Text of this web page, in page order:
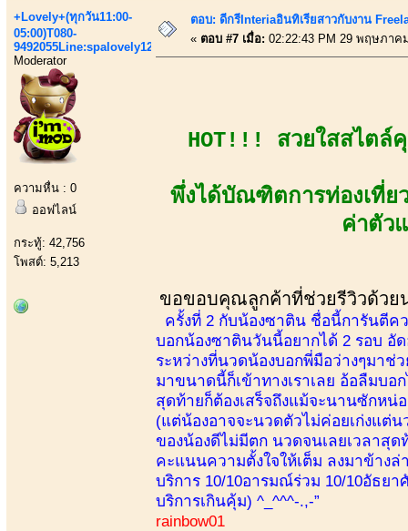
+Lovely+(ทุกวัน11:00-
05:00)T080-
9492055Line:spalovely123
Moderator
ความหื่น : 0
ออฟไลน์
กระทู้: 42,756
โพสต์: 5,213
ตอบ: ดีกรีInteriaอินทิเรียสาวกับงาน
« ตอบ #7 เมื่อ: 02:22:43 PM 29 พฤษภาค
HOT!!! สวยใสสไตล์
พึ่งได้บัณฑิตการท่องเที่ย
ค่าตัว
ขอขอบคุณลูกค้าที่ช่วยรีวิวด้วย
ครั้งที่ 2 กับน้องซาติน ชื่อนี้การันตีค
บอกน้องซาตินวันนี้อยากได้ 2 รอบ อั
ระหว่างที่นวดน้องบอกพี่มือว่างๆมาช่
มาขนาดนี้ก็เข้าทางเราเลย อ้อลืมบ
สุดท้ายก็ต้องเสร็จถึงแม้จะนานซักหน่
(แต่น้องอาจจะนวดตัวไม่ค่อยเก่งแต่น
ของน้องดีไม่มีตก นวดจนเลยเวลาสุด
คะแนนความตั้งใจให้เต็ม ลงมาข้าง
บริการ 10/10อารมณ์ร่วม 10/10อัธย
บริการเกินคุ้ม) ^_^^^-.,-”
rainbow01